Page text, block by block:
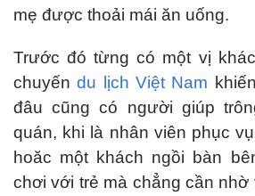
mẹ được thoải mái ăn uống.
Trước đó từng có một vị
chuyếndu lịch Việt Nam
đâu cũng có người giúp
quán, khi là nhân viên phục
hoăc một khách ngồi bàn
chơi với trẻ mà chẳng cần